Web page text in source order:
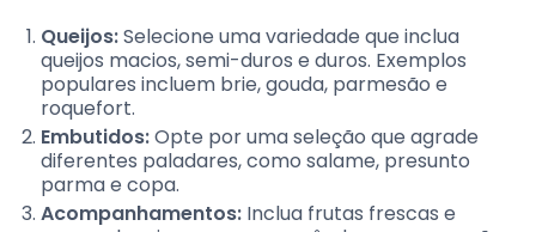
Queijos:Selecione uma variedade que inclua
queijos macios, semi-duros e duros. Exemplos
populares incluem brie, gouda, parmesão e
roquefort.
Embutidos:Opte por uma seleção que agrade
diferentes paladares, como salame, presunto
parma e copa.
Acompanhamentos: Inclua frutas frescas e